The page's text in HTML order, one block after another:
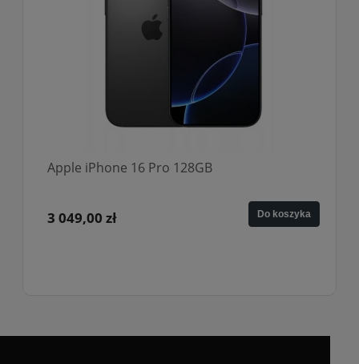
Apple iPhone 16 Pro 128GB
3 049,00 zł Do koszyka